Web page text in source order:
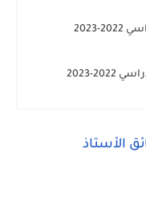
2023
2023
الأستاذ